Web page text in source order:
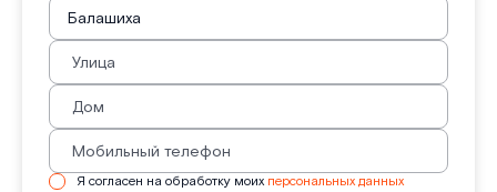
Я согласен на обработку моих персональных данных